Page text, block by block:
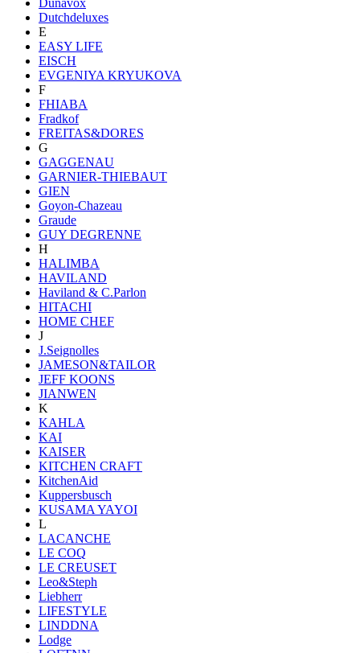
Dutchdeluxes
E
EASY LIFE
EISCH
EVGENIYA KRYUKOVA
F
FHIABA
Fradkof
FREITAS&DORES
G
GAGGENAU
GARNIER-THIEBAUT
GIEN
Goyon-Chazeau
Graude
GUY DEGRENNE
H
HALIMBA
HAVILAND
Haviland & C.Parlon
HITACHI
HOME CHEF
J
J.Seignolles
JAMESON&TAILOR
JEFF KOONS
JIANWEN
K
KAHLA
KAI
KAISER
KITCHEN CRAFT
KitchenAid
Kuppersbusch
KUSAMA YAYOI
L
LACANCHE
LE COQ
LE CREUSET
Leo&Steph
Liebherr
LIFESTYLE
LINDDNA
Lodge